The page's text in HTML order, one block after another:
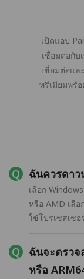
เปิดแอป
เชื่อมต่อกับ
เชื่อมต่อแล
พรีเมียมพร้
ฉันควรดา
เลือก
หรือ AMD เลื
ใช้โปรเซสเซอ
ฉันจะตรวจ
หรือ